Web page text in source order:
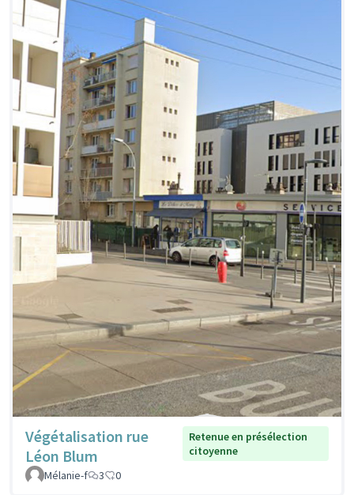
Végétalisation rue
Léon Blum
Retenue en présélection
citoyenne
Mélanie-f
3 0